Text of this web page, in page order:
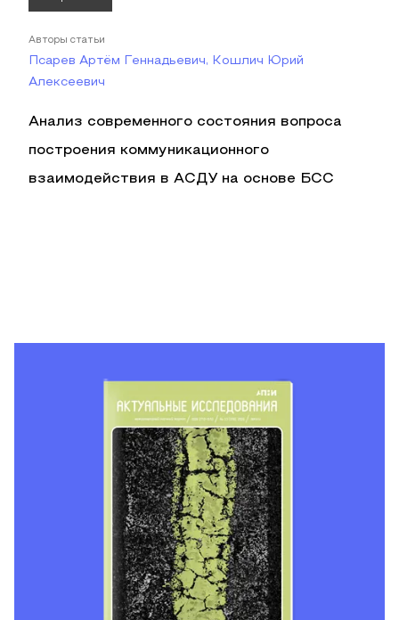
Авторы статьи
Псарев Артём Геннадьевич, Кошлич Юрий
Алексеевич
Анализ современного состояния вопроса
построения коммуникационного
взаимодействия в АСДУ на основе БСС